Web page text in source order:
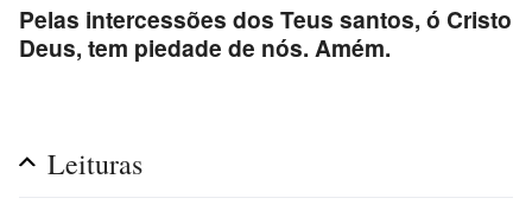
Pelas intercessões dos Teus santos, ó Cristo
Deus, tem piedade de nós. Amém.
Leituras